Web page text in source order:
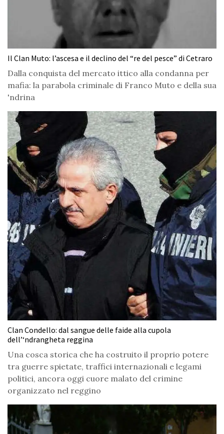
Il Clan Muto: l’ascesa e il declino del “re del pesce” di Cetraro
Dalla conquista del mercato ittico alla condanna per
mafia: la parabola criminale di Franco Muto e della sua
'ndrina
Clan Condello: dal sangue delle faide alla cupola
dell’‘ndrangheta reggina
Una cosca storica che ha costruito il proprio potere
tra guerre spietate, traffici internazionali e legami
politici, ancora oggi cuore malato del crimine
organizzato nel reggino